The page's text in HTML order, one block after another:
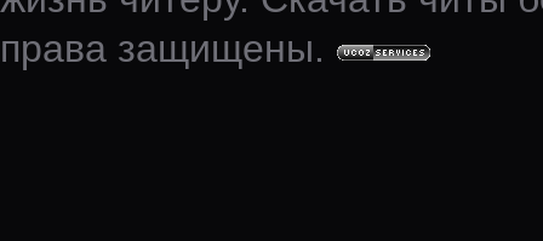
права защищены.